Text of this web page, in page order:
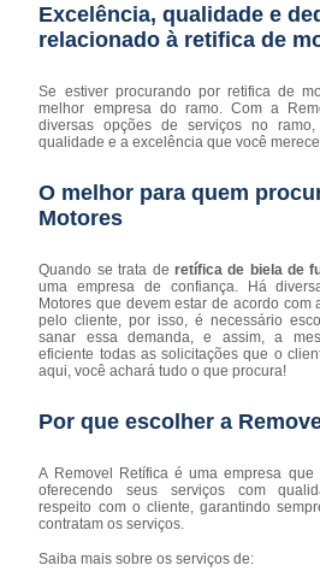
Excelência, qualidade e
relacionado à retifica de
Se estiver procurando por retifica de
melhor empresa do ramo. Com a
diversas opções de serviços no
qualidade e a excelência que você merece.
O melhor para quem
Motores
Quando se trata de retífica de biela de
uma empresa de confiança. Há
Motores que devem estar de acordo com
pelo cliente, por isso, é necessário
sanar essa demanda, e assim, a
eficiente todas as solicitações que o
aqui, você achará tudo o que procura!
Por que escolher a
A Removel Retífica é uma empresa que
oferecendo seus serviços com
respeito com o cliente, garantindo
contratam os serviços.
Saiba mais sobre os serviços de: